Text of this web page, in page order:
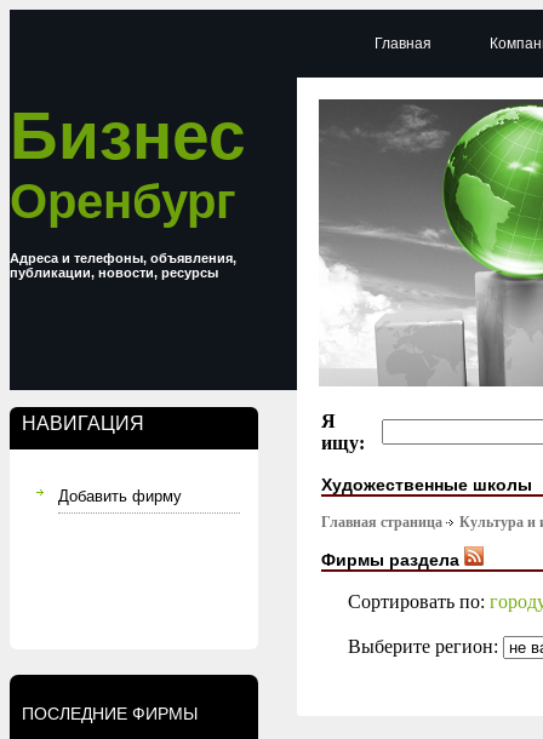
Бизнес
Оренбург
Адреса и телефоны, объявления,
публикации, новости, ресурсы
НАВИГАЦИЯ
Добавить фирму
ПОСЛЕДНИЕ ФИРМЫ
Главная
Я
ищу:
Художественные школы
Главная страница Культура и
Фирмы раздела
Сортировать по:
Выберите регион: